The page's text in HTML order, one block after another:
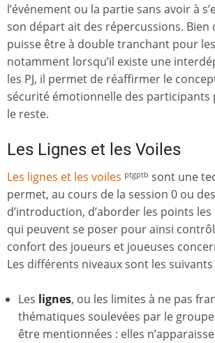
l’événement ou la partie sans avoir à
son départ ait des répercussions. Bien
puisse être à double tranchant pour
notamment lorsqu’il existe une
les PJ, il permet de réaffirmer le
sécurité émotionnelle des participants
le reste.
Les Lignes et les Voiles
Les lignes et les voiles ptgptb sont une
permet, au cours de la session 0 ou
d’introduction, d’aborder les points
qui peuvent se poser pour ainsi
confort des joueurs et joueuses
Les différents niveaux sont les suivants
Les lignes, ou les limites à ne pas
thématiques soulevées par le
être mentionnées : elles